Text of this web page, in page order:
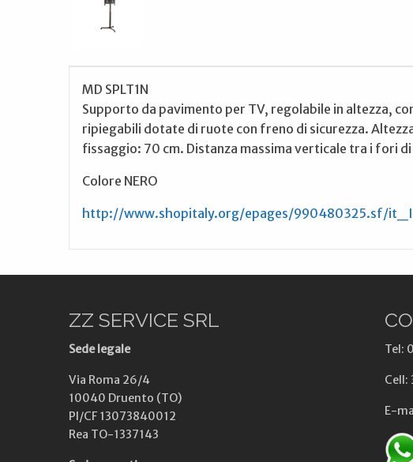
MD SPLT1N
Supporto da pavimento per TV, regolabile in altezza,
ripiegabili dotate di ruote con freno di sicurezza.
fissaggio: 70 cm. Distanza massima verticale tra i fori
Colore NERO
http://www.shopitaly.org/epages/990480325.sf/
ZZ SERVICE SRL
Sede legale
Via Roma 26/4
10040 Druento (TO)
PI/CF 13073840012
Rea TO-1337143
Tel:
Cell:
E-